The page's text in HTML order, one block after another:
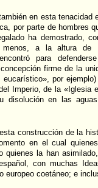
en esta tenacidad
por parte de hombres
ha demostrado,
menos, a la altura de
para
firme de la
por
Imperio, de la «Iglesia
disolución en las
construcción de la
en el cual
quienes la han
con muchas
europeo coetáneo; e